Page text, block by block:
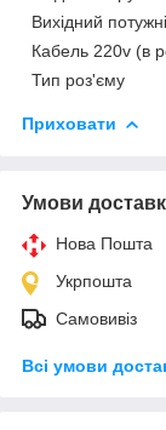
Вихідний
Кабель 220v (в
Тип роз'єму
Приховати
Умови
Нова Пошта
Укрпошта
Самовивіз
Всі умови